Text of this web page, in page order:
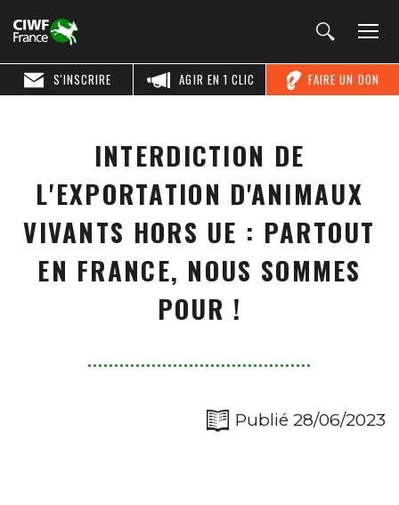
FAIRE UN DON
AGIR EN 1 CLIC
S'INSCRIRE
INTERDICTION DE
L'EXPORTATION D'ANIMAUX
VIVANTS HORS UE : PARTOUT
EN FRANCE, NOUS SOMMES
POUR !
Publié 28/06/2023